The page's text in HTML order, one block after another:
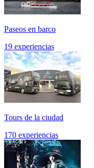
Paseos en barco
19 experiencias
Tours de la ciudad
170 experiencias